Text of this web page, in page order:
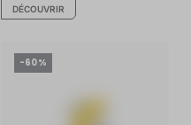
DÉCOUVRIR
-60%